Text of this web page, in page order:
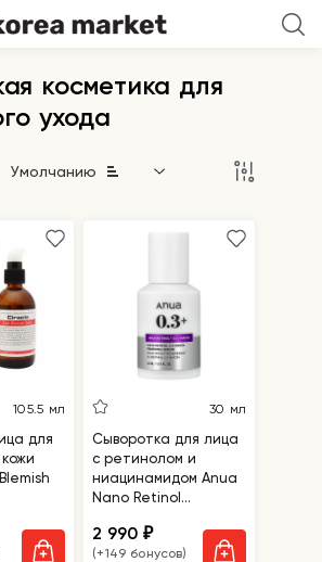
косметика для
ухода
Умолчанию
105.5 мл
для
30 мл
Cыворотка для лица
с ретинолом и
ниацинамидом Anua
Nano Retinol
Renewing Serum
2 990₽
(+149 бонусов)